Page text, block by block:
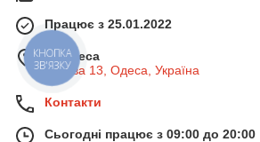
Працює з 25.01.2022
м. Одеса
Базова 13, Одеса, Україна
Контакти
Сьогодні працює з 09:00 до 20:00
КНОПКА
ЗВ'ЯЗКУ